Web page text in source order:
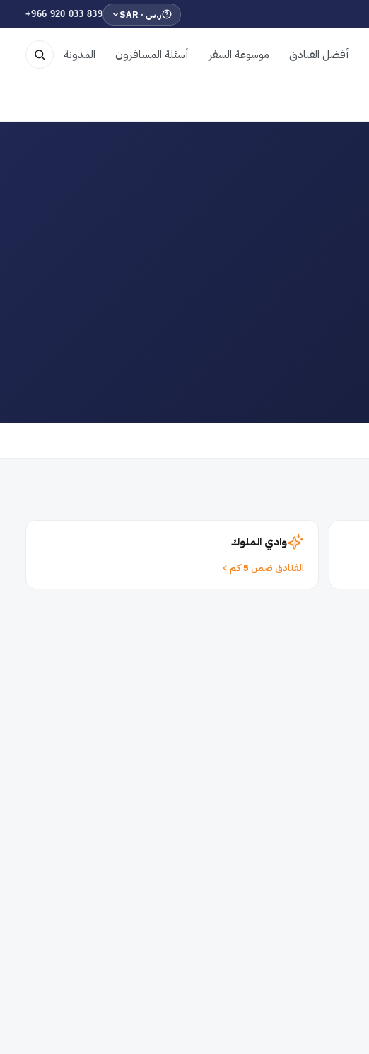
ر.س · SAR +966 920 033 839
أفضل الفنادق موسوعة السفر أسئلة المسافرون المدونة
وادي الملوك
الفنادق ضمن 5 كم